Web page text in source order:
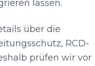
lassen.
über die
RCD-
prüfen wir vor